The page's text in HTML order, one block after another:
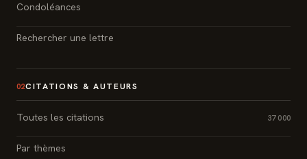
Condoléances
Rechercher une lettre
02CITATIONS & AUTEURS
Toutes les citations 37 000
Par thèmes